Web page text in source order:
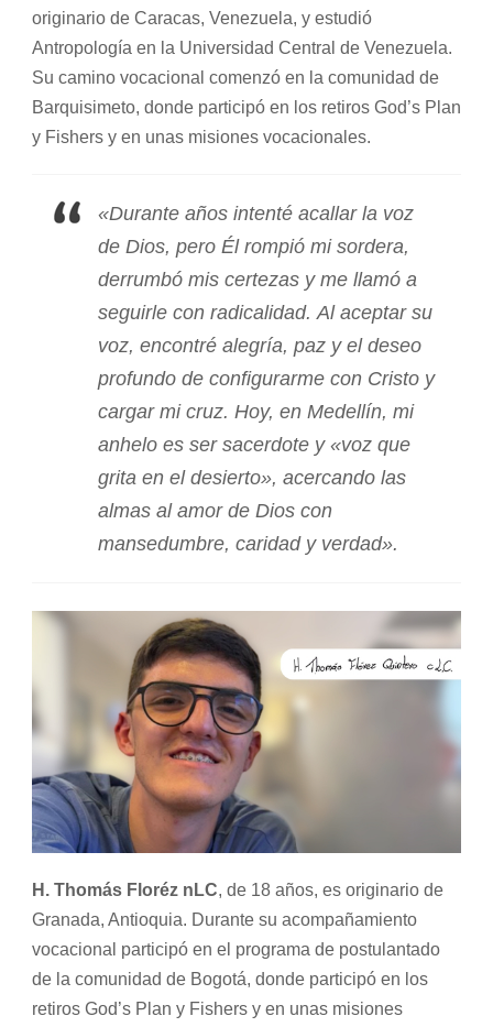
originario de Caracas, Venezuela, y estudió
Antropología en la Universidad Central de Venezuela.
Su camino vocacional comenzó en la comunidad de
Barquisimeto, donde participó en los retiros God’s Plan
y Fishers y en unas misiones vocacionales.
«Durante años intenté acallar la voz
de Dios, pero Él rompió mi sordera,
derrumbó mis certezas y me llamó a
seguirle con radicalidad. Al aceptar su
voz, encontré alegría, paz y el deseo
profundo de configurarme con Cristo y
cargar mi cruz. Hoy, en Medellín, mi
anhelo es ser sacerdote y «voz que
grita en el desierto», acercando las
almas al amor de Dios con
mansedumbre, caridad y verdad».
H. Thomás Floréz nLC, de 18 años, es originario de
Granada, Antioquia. Durante su acompañamiento
vocacional participó en el programa de postulantado
de la comunidad de Bogotá, donde participó en los
retiros God’s Plan y Fishers y en unas misiones